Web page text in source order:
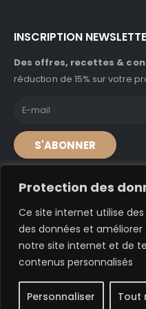
Protection des
Ce site internet utilise
des données et
notre site internet et de
contenus personnalisés
Personnaliser Tout
INSCRIPTION
Des offres, recettes &
réduction de 15% sur votre
S'ABONNER
Conditions générales de vente